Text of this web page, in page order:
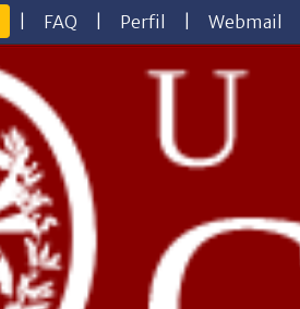
FAQ Perfil Webmail